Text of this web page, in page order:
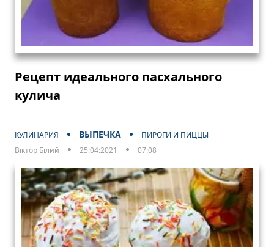
Рецепт идеального пасхального
кулича
КУЛИНАРИЯ ВЫПЕЧКА
ПИРОГИ И ПИЦЦЫ
Віктор Білий
25:04:2021 07:08